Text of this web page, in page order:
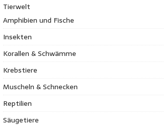
Tierwelt
Amphibien und Fische
Insekten
Korallen & Schwämme
Krebstiere
Muscheln & Schnecken
Reptilien
Säugetiere